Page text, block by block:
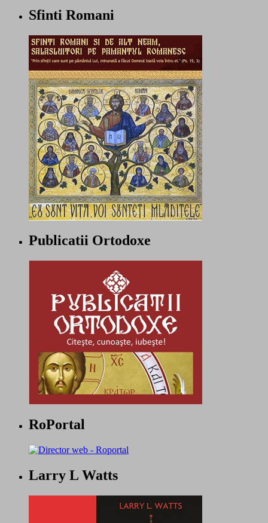
Sfinti Romani
Publicatii Ortodoxe
RoPortal
Larry L Watts